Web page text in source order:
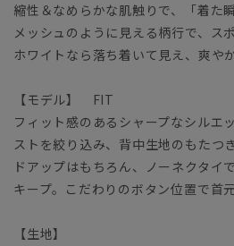
縮性＆なめらかな肌触りで、「着た
メッシュのように見える柄行で、ス
ホワイトなら落ち着いて見え、爽
【モデル】 FIT
フィット感のあるシャープなシルエ
ストを絞り込み、背中生地のもたつ
ドアップはもちろん、ノーネクタイ
キープ。こだわりのボタン位置で首
【生地】